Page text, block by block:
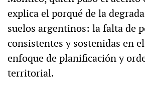
explica el porqué de la
suelos argentinos: la falta de
consistentes y sostenidas en
enfoque de planificación y
territorial.